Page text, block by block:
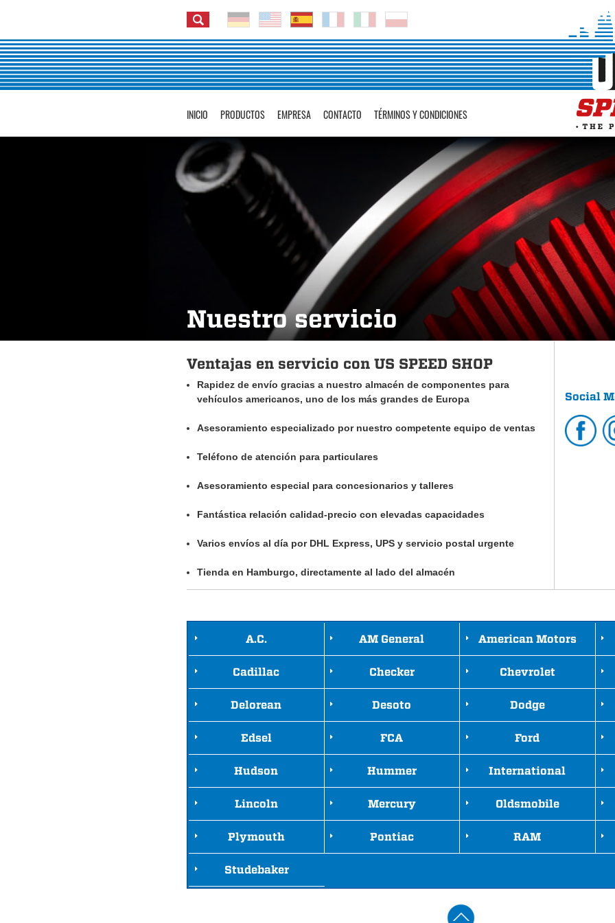
INICIO PRODUCTOS EMPRESA CONTACTO TÉRMINOS Y CONDICIONES
Nuestro servicio
Ventajas en servicio con US SPEED SHOP
Rapidez de envío gracias a nuestro almacén de componentes para
vehículos americanos, uno de los más grandes de Europa
Asesoramiento especializado por nuestro competente equipo de ventas
Teléfono de atención para particulares
Asesoramiento especial para concesionarios y talleres
Fantástica relación calidad-precio con elevadas capacidades
Varios envíos al día por DHL Express, UPS y servicio postal urgente
Tienda en Hamburgo, directamente al lado del almacén
Social
A.C. AM General American Motors
Cadillac Checker Chevrolet
Delorean Desoto Dodge
Edsel FCA Ford
Hudson Hummer International
Lincoln Mercury Oldsmobile
Plymouth Pontiac RAM
Studebaker